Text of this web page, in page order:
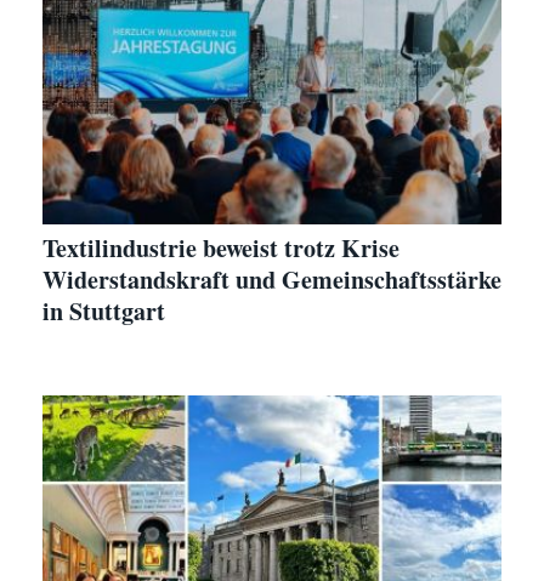
Textilindustrie beweist trotz Krise
Widerstandskraft und Gemeinschaftsstärke
in Stuttgart